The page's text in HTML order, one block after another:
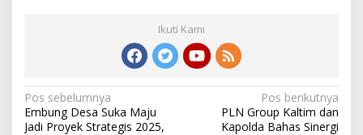
Ikuti Kami
Navigasi
pos
Pos sebelumnya
Embung Desa Suka Maju
Jadi Proyek Strategis 2025,
Pos berikutnya
PLN Group Kaltim dan
Kapolda Bahas Sinergi